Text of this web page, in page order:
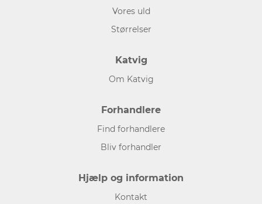
Vores uld
Størrelser
Katvig
Om Katvig
Forhandlere
Find forhandlere
Bliv forhandler
Hjælp og information
Kontakt